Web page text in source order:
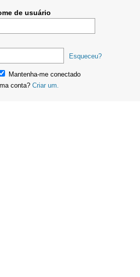
de usuário
Esqueceu?
Mantenha-me conectado
conta? Criar um.